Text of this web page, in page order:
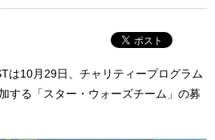
は10月29日、チャリティープログラム
する「スター・ウォーズチーム」の募